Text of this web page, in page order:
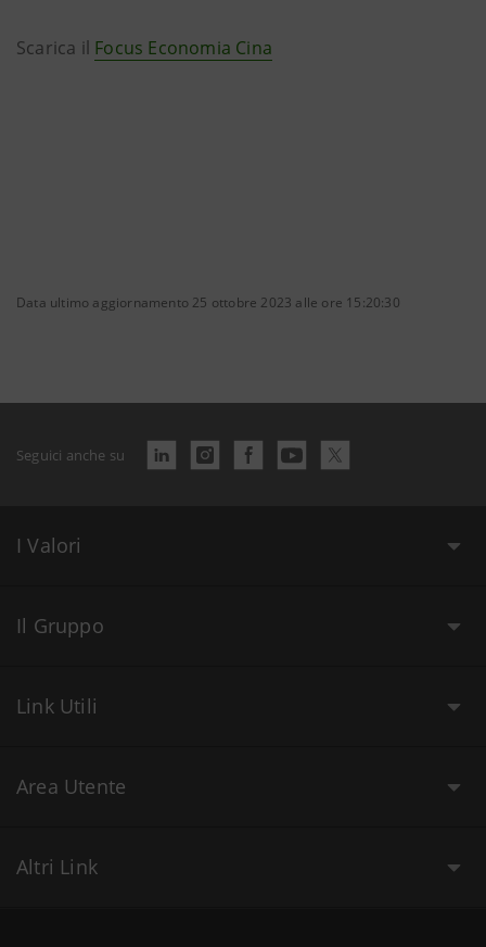
Scarica il Focus Economia Cina
Data ultimo aggiornamento 25 ottobre 2023 alle ore 15:20:30
Seguici anche su
I Valori
Il Gruppo
Link Utili
Area Utente
Altri Link